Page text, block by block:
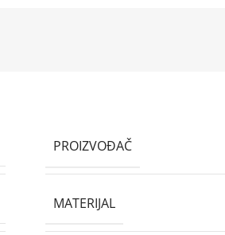
PROIZVOĐAČ
MATERIJAL